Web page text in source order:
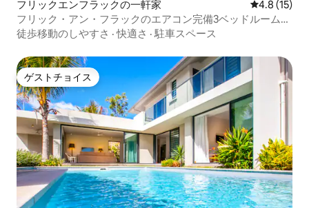
フリックエンフラックの一軒家 レビュー15
4.8 (15)
フリック・アン・フラックのエアコン完備3ベッドルームヴ
ィラ、専用プール付き
徒歩移動のしやすさ ·快適さ ·駐車スペース
ゲストチョイス
ゲストチョイス